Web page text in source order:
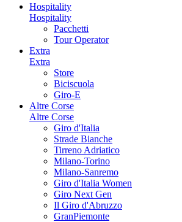
Hospitality
Hospitality
Pacchetti
Tour Operator
Extra
Extra
Store
Biciscuola
Giro-E
Altre Corse
Altre Corse
Giro d'Italia
Strade Bianche
Tirreno Adriatico
Milano-Torino
Milano-Sanremo
Giro d'Italia Women
Giro Next Gen
Il Giro d'Abruzzo
GranPiemonte